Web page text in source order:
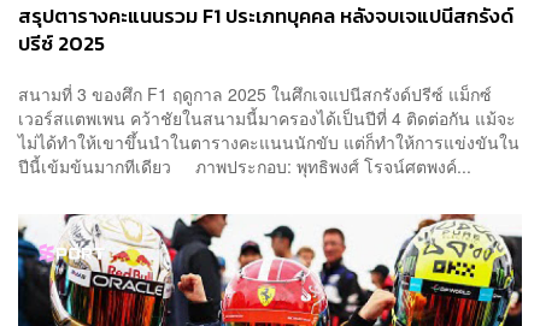
สรุปตารางคะแนนรวม F1 ประเภทบุคคล หลังจบเจแปนีสกรังด์
ปรีซ์ 2025
สนามที่ 3 ของศึก F1 ฤดูกาล 2025 ในศึกเจแปนีสกรังด์ปรีซ์ แม็กซ์
เวอร์สแตพเพน คว้าชัยในสนามนี้มาครองได้เป็นปีที่ 4 ติดต่อกัน แม้จะ
ไม่ได้ทำให้เขาขึ้นนำในตารางคะแนนนักขับ แต่ก็ทำให้การแข่งขันใน
ปีนี้เข้มข้นมากทีเดียว ภาพประกอบ: พุทธิพงศ์ โรจน์ศตพงค์...